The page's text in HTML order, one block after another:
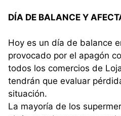
DÍA DE BALANCE Y
Hoy es un día de balance
provocado por el apagón
todos los comercios de
tendrán que evaluar
situación.
La mayoría de los